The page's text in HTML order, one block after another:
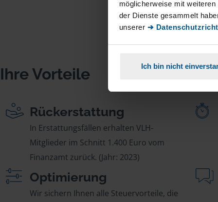
möglicherweise mit
der Dienste gesammelt
unserer ➔
Ich bin nicht
Ihre Vorteile
Rückerstattung
In Erstattungsfällen erhalten VLH-
Mitglieder im Schnitt 1.400 Euro vom
Finanzamt zurück. (Jahr: 2023)
Optimierung
Wir sichern Ihnen alle Steuervorteile, die